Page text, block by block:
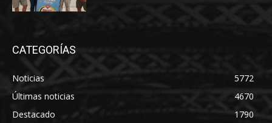
CATEGORÍAS
Noticias
5772
Últimas noticias
4670
Destacado
1790